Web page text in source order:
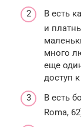
В есть
и
много
еще
доступ
В есть
Roma,